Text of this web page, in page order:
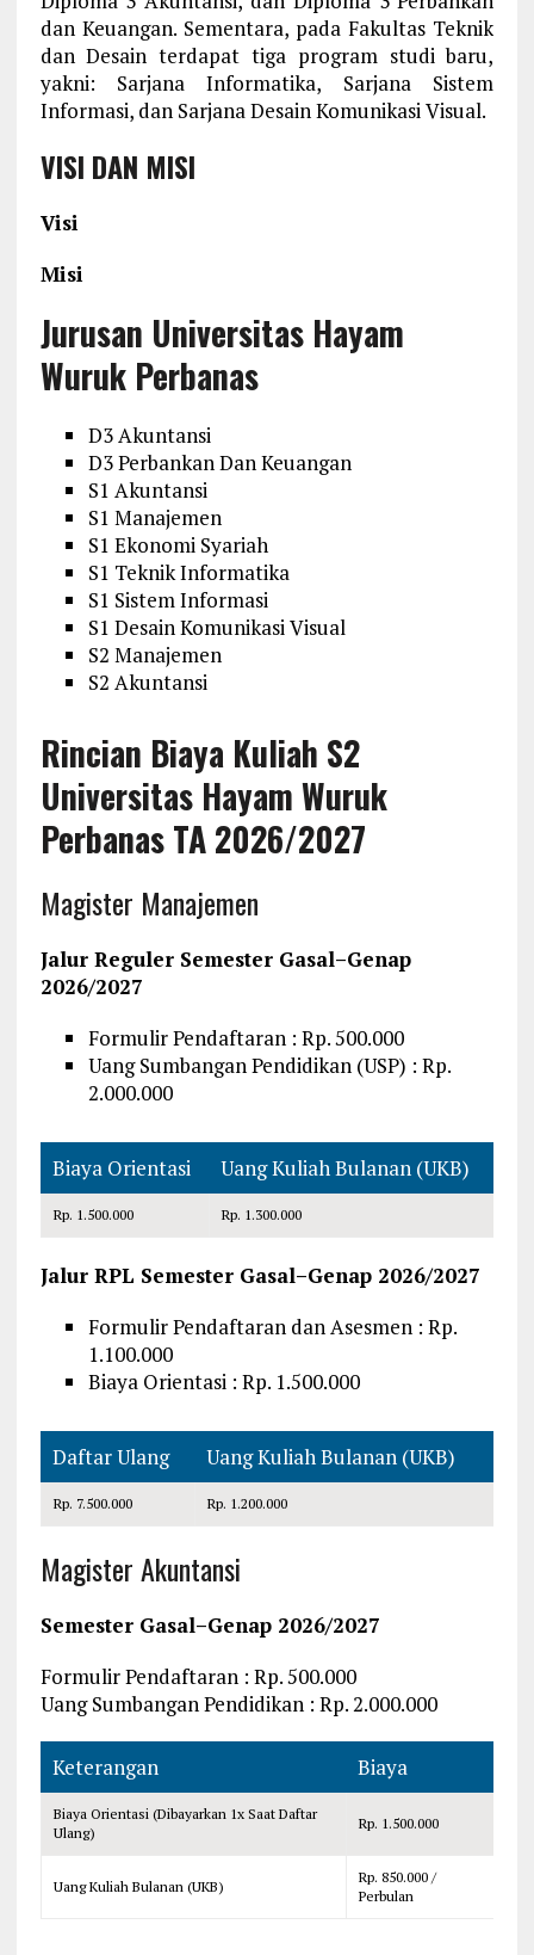
dan Keuangan. Sementara, pada Fakultas Teknik
dan Desain terdapat tiga program studi baru,
yakni: Sarjana Informatika, Sarjana Sistem
Informasi, dan Sarjana Desain Komunikasi Visual.
VISI DAN MISI
Visi
Misi
Jurusan Universitas Hayam
Wuruk Perbanas
D3 Akuntansi
D3 Perbankan Dan Keuangan
S1 Akuntansi
S1 Manajemen
S1 Ekonomi Syariah
S1 Teknik Informatika
S1 Sistem Informasi
S1 Desain Komunikasi Visual
S2 Manajemen
S2 Akuntansi
Rincian Biaya Kuliah S2
Universitas Hayam Wuruk
PerbanasTA 2026/2027
Magister Manajemen
Jalur Reguler Semester Gasal–Genap
2026/2027
Formulir Pendaftaran : Rp. 500.000
Uang Sumbangan Pendidikan (USP) : Rp.
2.000.000
Biaya Orientasi Uang Kuliah Bulanan (UKB)
Rp. 1.500.000 Rp. 1.300.000
Jalur RPL Semester Gasal–Genap 2026/2027
Formulir Pendaftaran dan Asesmen : Rp.
1.100.000
Biaya Orientasi : Rp. 1.500.000
Daftar Ulang Uang Kuliah Bulanan (UKB)
Rp. 7.500.000 Rp. 1.200.000
Magister Akuntansi
Semester Gasal–Genap 2026/2027
Formulir Pendaftaran : Rp. 500.000
Uang Sumbangan Pendidikan : Rp. 2.000.000
Keterangan Biaya
Biaya Orientasi (Dibayarkan 1x Saat Daftar
Ulang)
Rp. 1.500.000
Uang Kuliah Bulanan (UKB)
Rp. 850.000 /
Perbulan